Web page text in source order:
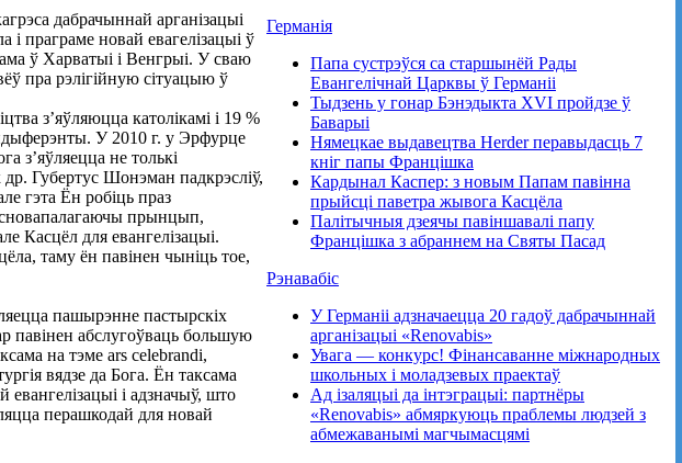
дабрачыннай арганізацыі
і праграме новай евагелізацыі ў
ў Харватыі і Венгрыі. У сваю
пра рэлігійную сітуацыю ў
з’яўляюцца католікамі і 19 %
У 2010 г. у Эрфурце
з’яўляецца не толькі
др. Губертус Шонэман падкрэсліў,
гэта Ён робіць праз
прынцып,
Касцёл для евангелізацыі.
таму ён павінен чыніць тое,
пашырэнне пастырскіх
павінен абслугоўваць большую
на тэме ars celebrandi,
вядзе да Бога. Ён таксама
евангелізацыі і адзначыў, што
перашкодай для новай
Германія
Папа сустрэўся са старшынёй Рады
Евангелічнай Царквы ў Германіі
Тыдзень у гонар Бэнэдыкта XVI пройдзе ў
Баварыі
Нямецкае выдавецтва Herder перавыдасць 7
кніг папы Францішка
Кардынал Каспер: з новым Папам павінна
прыйсці паветра жывога Касцёла
Палітычныя дзеячы павіншавалі папу
Францішка з абраннем на Святы Пасад
Рэнавабіс
У Германіі адзначаецца 20 гадоў дабрачыннай
арганізацыі «Renovabis»
Увага — конкурс! Фінансаванне міжнародных
школьных і моладзевых праектаў
Ад ізаляцыі да інтэграцыі: партнёры
«Renovabis» абмяркуюць праблемы людзей з
абмежаванымі магчымасцямі